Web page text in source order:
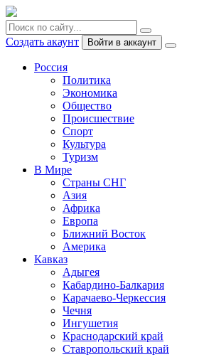
Создать акаунт Войти в аккаунт
Россия
Политика
Экономика
Общество
Происшествие
Спорт
Культура
Туризм
В Мире
Страны СНГ
Азия
Африка
Европа
Ближний Восток
Америка
Кавказ
Адыгея
Кабардино-Балкария
Карачаево-Черкессия
Чечня
Ингушетия
Краснодарский край
Ставропольский край